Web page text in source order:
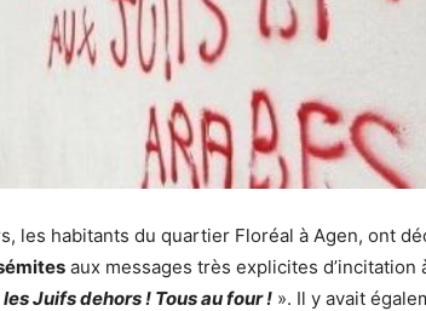
les habitants du quartier Floréal à Agen, ont
aux messages très explicites d’incitation
Juifs dehors ! Tous au four ! ». Il y avait